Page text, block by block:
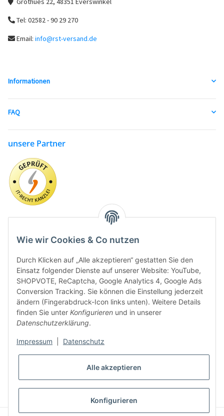
Wie wir Cookies & Co nutzen
Durch Klicken auf „Alle akzeptieren“ gestatten Sie den
Einsatz folgender Dienste auf unserer Website: YouTube,
SHOPVOTE, ReCaptcha, Google Analytics 4, Google Ads
Conversion Tracking. Sie können die Einstellung jederzeit
ändern (Fingerabdruck-Icon links unten). Weitere Details
finden Sie unter Konfigurieren und in unserer
Datenschutzerklärung.
Impressum Datenschutz
Alle akzeptieren
Konfigurieren
Tel: 02582 - 90 29 270
Email: info@rst-versand.de
Informationen
FAQ
unsere Partner
* Alle Preise inkl. gesetzlicher USt., zzgl.
VERTRAG WIDERRUFEN